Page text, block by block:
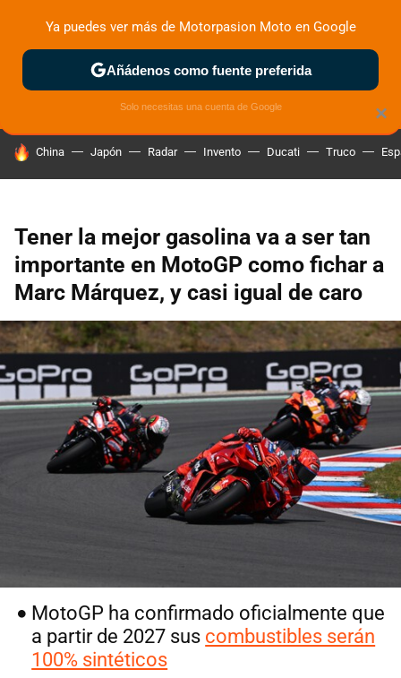
ZONA DE PRUEBAS DEPORTIVAS MOTOS ELÉCTRICAS
HOY SE HABLA DE
China Japón Radar Invento Ducati Truco
Tener la mejor gasolina va a ser tan
importante en MotoGP como fichar a
Marc Márquez, y casi igual de caro
MotoGP ha confirmado oficialmente que
a partir de 2027 sus combustibles serán
100% sintéticos
×
Ya puedes ver más de Motorpasion Moto en Google
Añádenos como fuente preferida
Solo necesitas una cuenta de Google